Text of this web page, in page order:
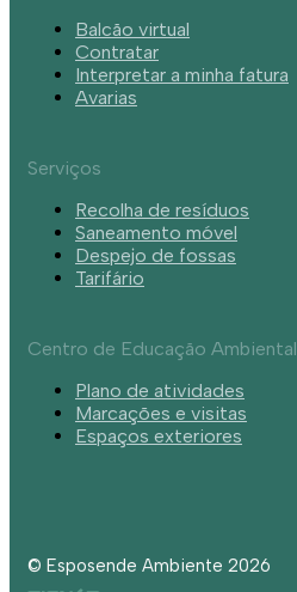
Balcão virtual
Contratar
Interpretar a minha fatura
Avarias
Serviços
Recolha de resíduos
Saneamento móvel
Despejo de fossas
Tarifário
Centro de Educação Ambiental
Plano de atividades
Marcações e visitas
Espaços exteriores
© Esposende Ambiente 2026